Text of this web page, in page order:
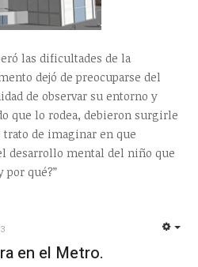
las dificultades de la
dejó de preocuparse del
de observar su entorno y
que lo rodea, debieron surgirle
de imaginar en que
desarrollo mental del niño que
por qué?”
en el Metro.